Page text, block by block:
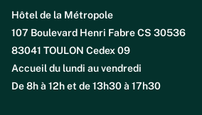
Hôtel de la Métropole
107 Boulevard Henri Fabre CS 30536
83041 TOULON Cedex 09
Accueil du lundi au vendredi
De 8h à 12h et de 13h30 à 17h30